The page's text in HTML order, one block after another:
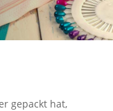
gepackt hat,